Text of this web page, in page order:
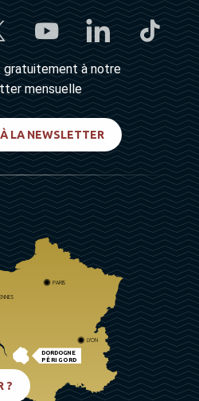
gratuitement à notre
mensuelle
LA NEWSLETTER
DORDOGNE
PÉRIGORD
PARIS
LYON
?